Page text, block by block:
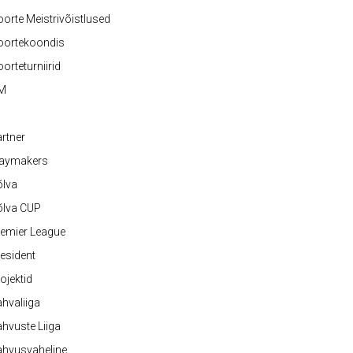
Meistrivõistlused
CUP
League
Liiga